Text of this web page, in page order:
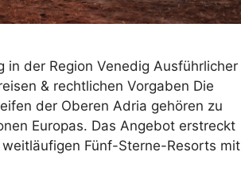
in der Region Venedig Ausführlicher
& rechtlichen Vorgaben Die
der Oberen Adria gehören zu
Europas. Das Angebot erstreckt
Fünf-Sterne-Resorts mit